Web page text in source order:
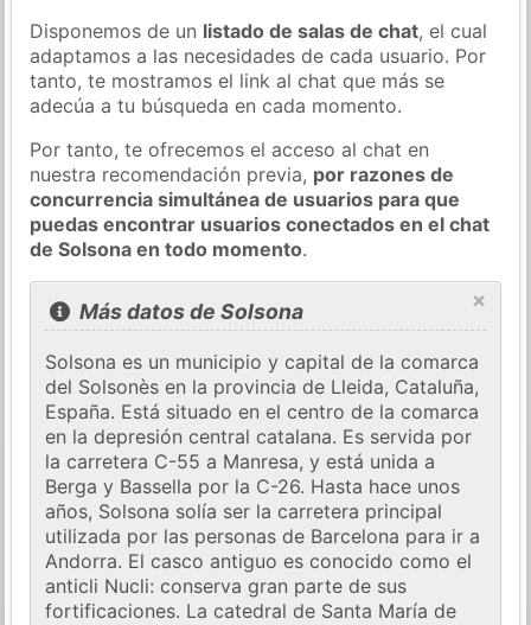
Disponemos de un listado de salas de chat, el cual
adaptamos a las necesidades de cada usuario. Por
tanto, te mostramos el link al chat que más se
adecúa a tu búsqueda en cada momento.
Por tanto, te ofrecemos el acceso al chat en
nuestra recomendación previa, por razones de
concurrencia simultánea de usuarios para que
puedas encontrar usuarios conectados en el chat
de Solsona en todo momento.
×
Más datos de Solsona
Solsona es un municipio y capital de la comarca
del Solsonès en la provincia de Lleida, Cataluña,
España. Está situado en el centro de la comarca
en la depresión central catalana. Es servida por
la carretera C-55 a Manresa, y está unida a
Berga y Bassella por la C-26. Hasta hace unos
años, Solsona solía ser la carretera principal
utilizada por las personas de Barcelona para ir a
Andorra. El casco antiguo es conocido como el
anticli Nucli: conserva gran parte de sus
fortificaciones. La catedral de Santa María de